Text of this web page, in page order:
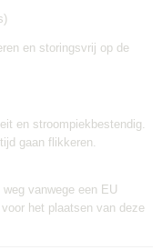
en storingsvrij op de
en stroompiekbestendig.
gaan flikkeren.
vanwege een EU
het plaatsen van deze